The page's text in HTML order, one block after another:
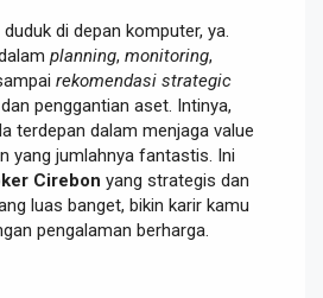
di depan komputer, ya.
planning, monitoring,
rekomendasi strategic
penggantian aset. Intinya,
terdepan dalam menjaga value
yang jumlahnya fantastis. Ini
Cirebon yang strategis dan
luas banget, bikin karir kamu
pengalaman berharga.